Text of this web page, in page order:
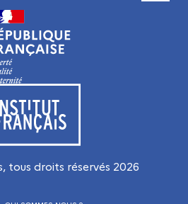
site de l’Institut français
tous droits réservés 2026